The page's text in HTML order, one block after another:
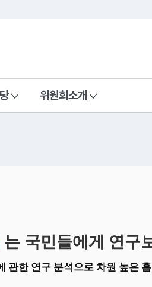
위원회소개
는 국민들에게 연구
관한 연구 분석으로 차원 높은